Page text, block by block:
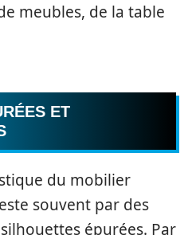
meubles, de la table
ET
du mobilier
souvent par des
épurées. Par